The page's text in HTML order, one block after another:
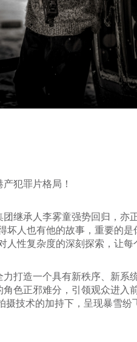
犯罪片格局！
继承人李雾童强势回归，亦
坏人也有他的故事，重要的
性复杂度的深刻探索，让每
打造一个具有新秩序、新系
色正邪难分，引领观众进入
摄技术的加持下，呈现暴雪